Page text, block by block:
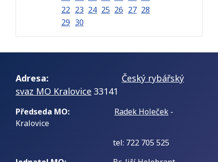
22 23 24 25 26 27 28
29 30
Adresa:
Český rybářský
svaz MO Kralovice 33141
Předseda MO: Radek Holeček -
Kralovice
tel: 722 705 525